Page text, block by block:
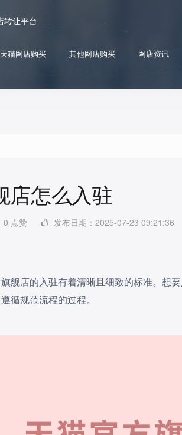
转让平台
天猫网店购买 其他网店购买 网店资讯
店怎么入驻
0 点赞 发布日期：2025-07-23 09:21:36
舰店的入驻有着清晰且细致的标准。想
循规范流程的过程。